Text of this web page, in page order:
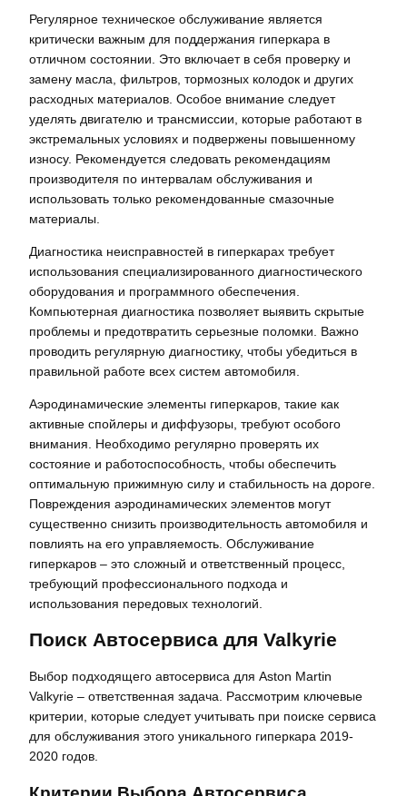
Регулярное техническое обслуживание является
критически важным для поддержания гиперкара в
отличном состоянии. Это включает в себя проверку и
замену масла, фильтров, тормозных колодок и других
расходных материалов. Особое внимание следует
уделять двигателю и трансмиссии, которые работают в
экстремальных условиях и подвержены повышенному
износу. Рекомендуется следовать рекомендациям
производителя по интервалам обслуживания и
использовать только рекомендованные смазочные
материалы.
Диагностика неисправностей в гиперкарах требует
использования специализированного диагностического
оборудования и программного обеспечения.
Компьютерная диагностика позволяет выявить скрытые
проблемы и предотвратить серьезные поломки. Важно
проводить регулярную диагностику, чтобы убедиться в
правильной работе всех систем автомобиля.
Аэродинамические элементы гиперкаров, такие как
активные спойлеры и диффузоры, требуют особого
внимания. Необходимо регулярно проверять их
состояние и работоспособность, чтобы обеспечить
оптимальную прижимную силу и стабильность на дороге.
Повреждения аэродинамических элементов могут
существенно снизить производительность автомобиля и
повлиять на его управляемость. Обслуживание
гиперкаров – это сложный и ответственный процесс,
требующий профессионального подхода и
использования передовых технологий.
Поиск Автосервиса для Valkyrie
Выбор подходящего автосервиса для Aston Martin
Valkyrie – ответственная задача. Рассмотрим ключевые
критерии, которые следует учитывать при поиске сервиса
для обслуживания этого уникального гиперкара 2019-
2020 годов.